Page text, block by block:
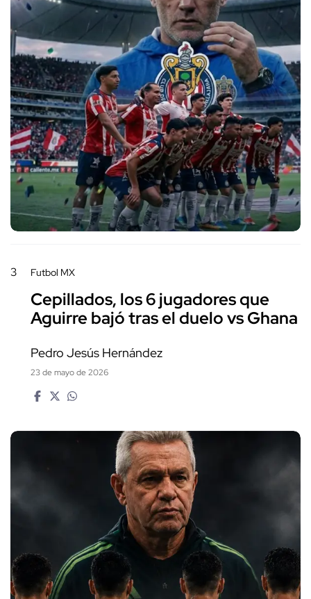
3 Futbol MX
Cepillados, los 6 jugadores que
Aguirre bajó tras el duelo vs Ghana
Pedro Jesús Hernández
23 de mayo de 2026